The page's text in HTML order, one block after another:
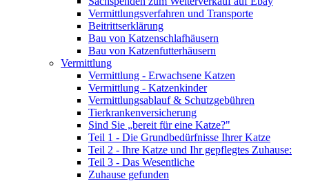
Vermittlungsverfahren und Transporte
Beitrittserklärung
Bau von Katzenschlafhäusern
Bau von Katzenfutterhäusern
Vermittlung
Vermittlung - Erwachsene Katzen
Vermittlung - Katzenkinder
Vermittlungsablauf & Schutzgebühren
Tierkrankenversicherung
Sind Sie „bereit für eine Katze?"
Teil 1 - Die Grundbedürfnisse Ihrer Katze
Teil 2 - Ihre Katze und Ihr gepflegtes Zuhause:
Teil 3 - Das Wesentliche
Zuhause gefunden